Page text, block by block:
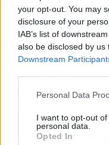
your opt-out. You may
disclosure of your
IAB’s list of
also be disclosed by
Downstream
Personal Data
I want to opt-out
personal data.
Opted In
taurinos es un
refugios,
sencillamente, a
perros y gatos
PACMA exige
reinviertan en
verdadero interés
🐾 Huella animal